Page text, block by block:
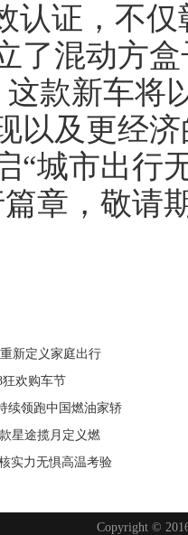
认证，不
了混动方
款新车将
以及更经
“城市出行
章，敬请
新定义家庭出行
狂欢购车节
续领跑中国燃油家轿
星途揽月定义燃
实力无惧高温考验
Copyright ©